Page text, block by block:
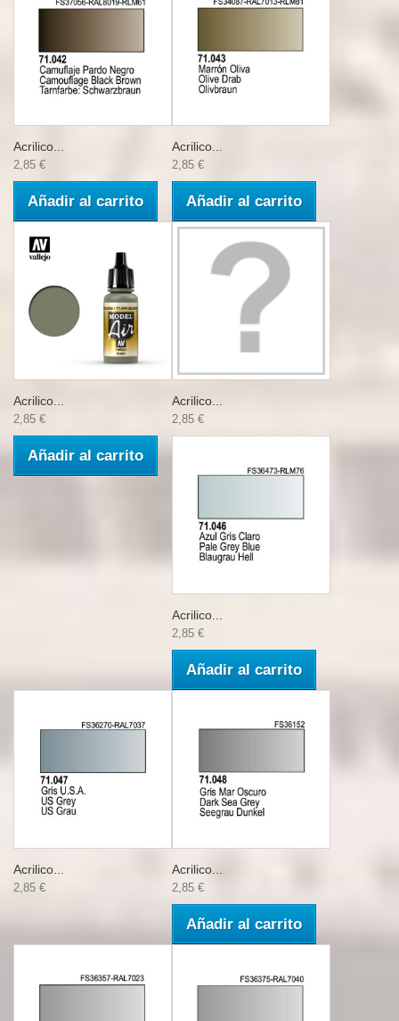
Acrilico...
2,85 €
Añadir al carrito
Acrilico...
2,85 €
Añadir al carrito
Acrilico...
2,85 €
Añadir al carrito
Acrilico...
2,85 €
Acrilico...
2,85 €
Añadir al carrito
Acrilico...
2,85 €
Acrilico...
2,85 €
Añadir al carrito